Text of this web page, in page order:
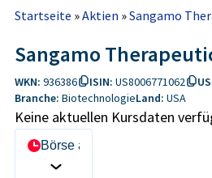
Startseite »Aktien »Sangamo
Sangamo
WKN: 936386 ISIN: US8006771062
Branche: BiotechnologieLand: USA
Keine aktuellen Kursdaten
Börse auswählen